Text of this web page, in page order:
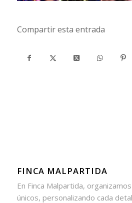
Compartir esta entrada
FINCA MALPARTIDA
En Finca Malpartida,
únicos, personalizando cada